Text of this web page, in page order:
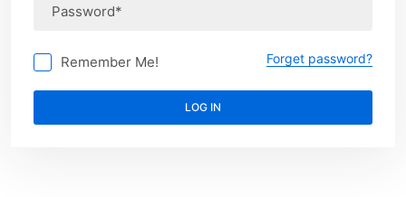
Remember Me! Forget password?
LOG IN